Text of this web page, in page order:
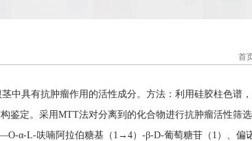
首
中具有抗肿瘤作用的活性成分。方法：利用硅胶柱色谱，
鉴定。采用MTT法对分离到的化合物进行抗肿瘤活性筛
α-L-呋喃阿拉伯糖基（1→4）-β-D-葡萄糖苷（1）、